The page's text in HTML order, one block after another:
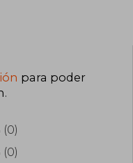
para poder
.
(0)
(0)